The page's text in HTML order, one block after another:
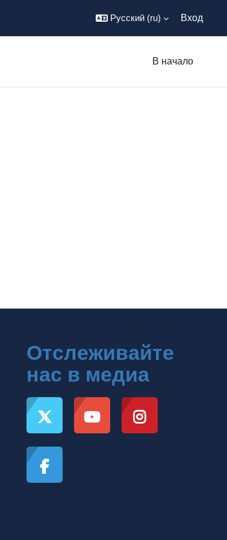
Русский ‎(ru)‎ Вход
В начало
Отслеживайте
нас в медиа